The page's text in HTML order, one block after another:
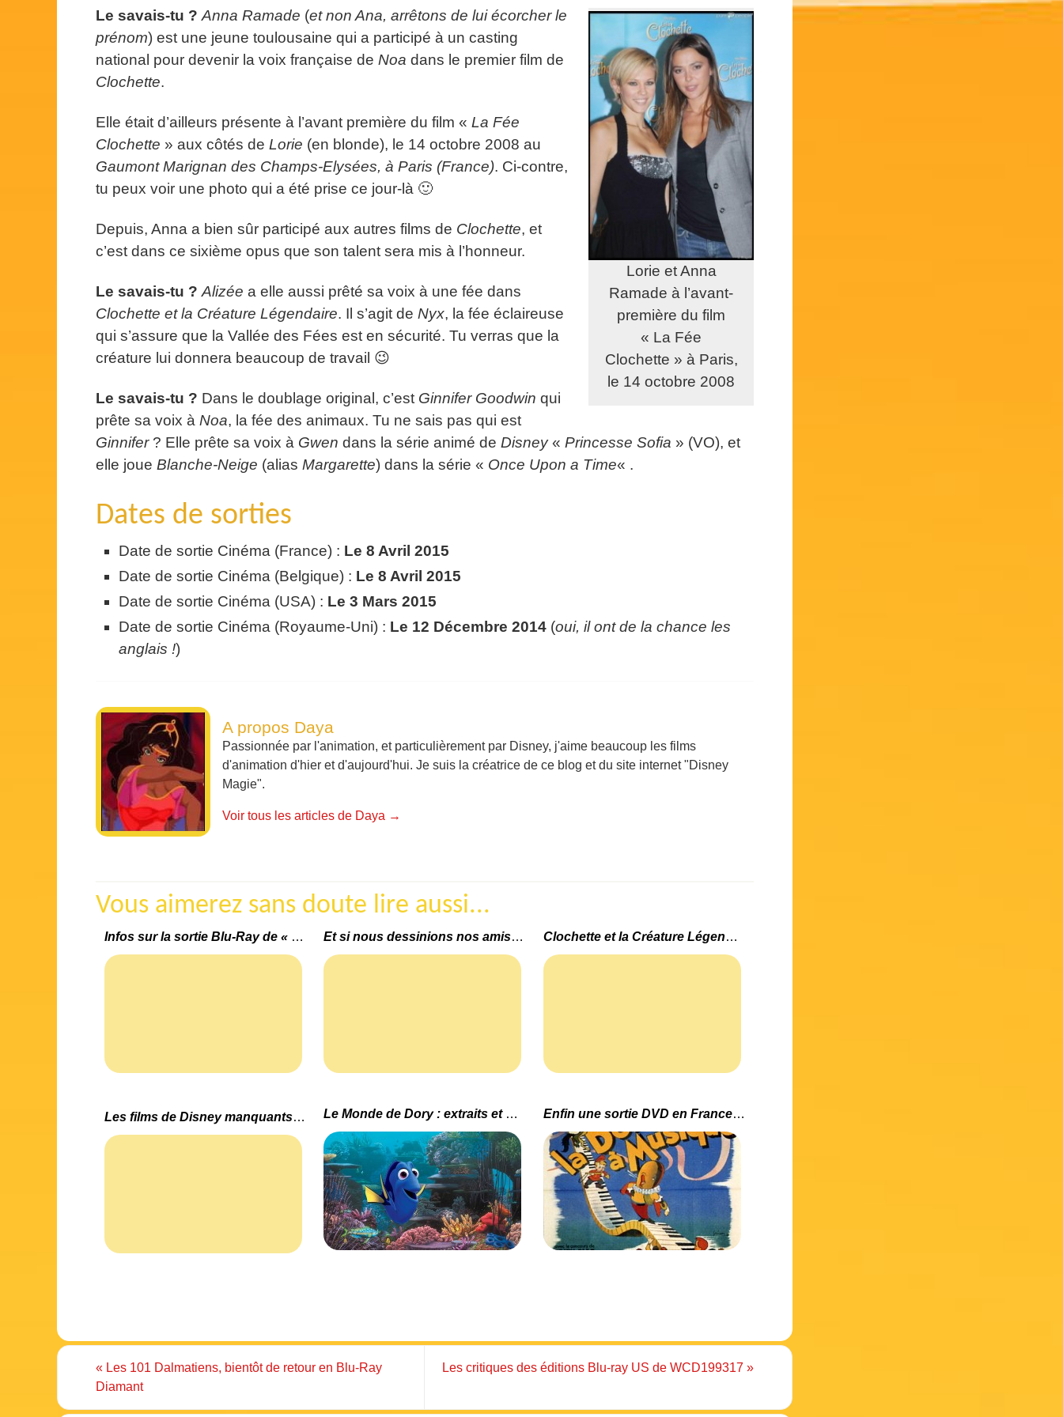
Lorie et Anna
Ramade à l’avant-
première du film
« La Fée
Clochette » à Paris,
le 14 octobre 2008
Le savais-tu ? Anna Ramade (et non Ana, arrêtons de lui écorcher le
prénom) est une jeune toulousaine qui a participé à un casting
national pour devenir la voix française de Noa dans le premier film de
Clochette.
Elle était d’ailleurs présente à l’avant première du film « La Fée
Clochette » aux côtés de Lorie (en blonde), le 14 octobre 2008 au
Gaumont Marignan des Champs-Elysées, à Paris (France). Ci-contre,
tu peux voir une photo qui a été prise ce jour-là 🙂
Depuis, Anna a bien sûr participé aux autres films de Clochette, et
c’est dans ce sixième opus que son talent sera mis à l’honneur.
Le savais-tu ? Alizée a elle aussi prêté sa voix à une fée dans
Clochette et la Créature Légendaire. Il s’agit de Nyx, la fée éclaireuse
qui s’assure que la Vallée des Fées est en sécurité. Tu verras que la
créature lui donnera beaucoup de travail 😉
Le savais-tu ? Dans le doublage original, c’est Ginnifer Goodwin qui
prête sa voix à Noa, la fée des animaux. Tu ne sais pas qui est
Ginnifer? Elle prête sa voix à Gwen dans la série animé de Disney« Princesse Sofia » (VO), et
elle joue Blanche-Neige (alias Margarette) dans la série « Once Upon a Time« .
Dates de sorties
Date de sortie Cinéma (France) : Le 8 Avril 2015
Date de sortie Cinéma (Belgique) : Le 8 Avril 2015
Date de sortie Cinéma (USA) : Le 3 Mars 2015
Date de sortie Cinéma (Royaume-Uni) : Le 12 Décembre 2014(oui, il ont de la chance les
anglais !)
A propos Daya
Passionnée par l'animation, et particulièrement par Disney, j'aime beaucoup les films
d'animation d'hier et d'aujourd'hui. Je suis la créatrice de ce blog et du site internet "Disney
Magie".
Voir tous les articles de Daya →
Vous aimerez sans doute lire aussi...
Infos sur la sortie Blu-Ray de « Into The Woods » Et si nous dessinions nos amis chaque semaine ? ;) Clochette et la Créature Légendaire, extrait exclusif !
Les films de Disney manquants en Blu-Ray Le Monde de Dory : extraits et news Enfin une sortie DVD en France du film « La Boîte à Musique » !
« Les 101 Dalmatiens, bientôt de retour en Blu-Ray
Diamant
Les critiques des éditions Blu-ray US de WCD199317 »